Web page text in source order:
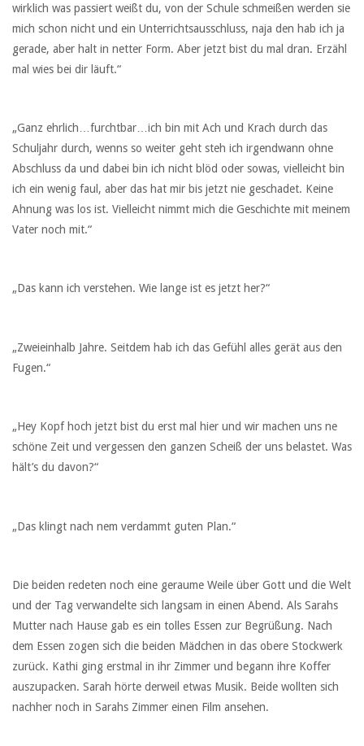
wirklich was passiert weißt du, von der Schule schmeißen werden sie
mich schon nicht und ein Unterrichtsausschluss, naja den hab ich ja
gerade, aber halt in netter Form. Aber jetzt bist du mal dran. Erzähl
mal wies bei dir läuft.“
„Ganz ehrlich…furchtbar…ich bin mit Ach und Krach durch das
Schuljahr durch, wenns so weiter geht steh ich irgendwann ohne
Abschluss da und dabei bin ich nicht blöd oder sowas, vielleicht bin
ich ein wenig faul, aber das hat mir bis jetzt nie geschadet. Keine
Ahnung was los ist. Vielleicht nimmt mich die Geschichte mit meinem
Vater noch mit.“
„Das kann ich verstehen. Wie lange ist es jetzt her?“
„Zweieinhalb Jahre. Seitdem hab ich das Gefühl alles gerät aus den
Fugen.“
„Hey Kopf hoch jetzt bist du erst mal hier und wir machen uns ne
schöne Zeit und vergessen den ganzen Scheiß der uns belastet. Was
hält’s du davon?“
„Das klingt nach nem verdammt guten Plan.“
Die beiden redeten noch eine geraume Weile über Gott und die Welt
und der Tag verwandelte sich langsam in einen Abend. Als Sarahs
Mutter nach Hause gab es ein tolles Essen zur Begrüßung. Nach
dem Essen zogen sich die beiden Mädchen in das obere Stockwerk
zurück. Kathi ging erstmal in ihr Zimmer und begann ihre Koffer
auszupacken. Sarah hörte derweil etwas Musik. Beide wollten sich
nachher noch in Sarahs Zimmer einen Film ansehen.